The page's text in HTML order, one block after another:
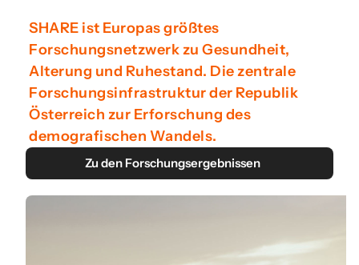
SHARE ist Europas größtes
Forschungsnetzwerk zu Gesundheit,
Alterung und Ruhestand. Die zentrale
Forschungsinfrastruktur der Republik
Österreich zur Erforschung des
demografischen Wandels.
Zu den Forschungsergebnissen